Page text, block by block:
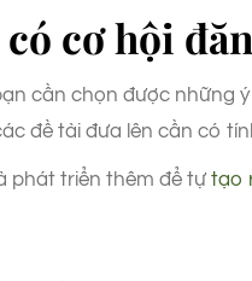
cơ hội
cần chọn được những
đề tài đưa lên cần có
phát triển thêm để tự tạo